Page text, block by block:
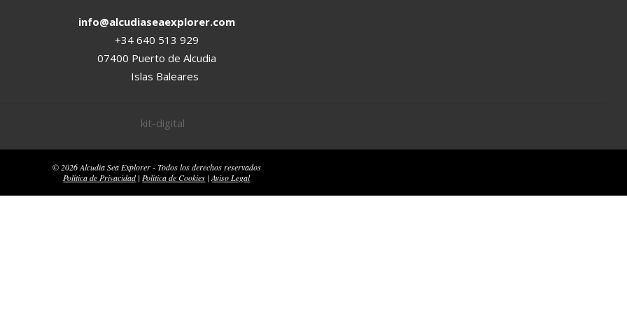
info@alcudiaseaexplorer.com
+34 640 513 929
07400 Puerto de Alcudia
Islas Baleares
© 2026 Alcudia Sea Explorer - Todos los derechos reservados
Política de Privacidad| Política de Cookies |Aviso Legal